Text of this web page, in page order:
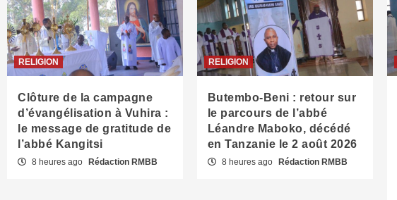
RELIGION
Clôture de la campagne
d’évangélisation à Vuhira :
le message de gratitude de
l’abbé Kangitsi
8 heures ago Rédaction RMBB
RELIGION
Butembo-Beni : retour sur
le parcours de l’abbé
Léandre Maboko, décédé
en Tanzanie le 2 août 2026
8 heures ago Rédaction RMBB